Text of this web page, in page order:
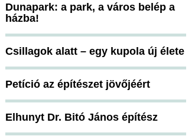
Dunapark: a park, a város belép a
házba!
Csillagok alatt – egy kupola új élete
Petíció az építészet jövőjéért
Elhunyt Dr. Bitó János építész